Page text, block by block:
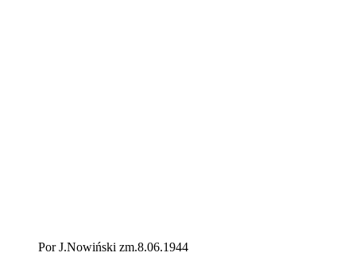
Por J.Nowiński zm.8.06.1944